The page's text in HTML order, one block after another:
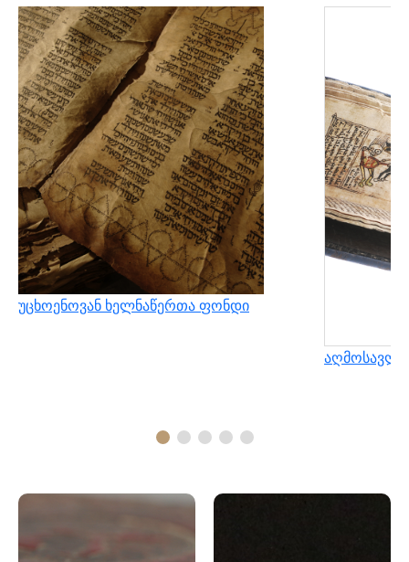
უცხოენოვან ხელნაწერთა ფონდი